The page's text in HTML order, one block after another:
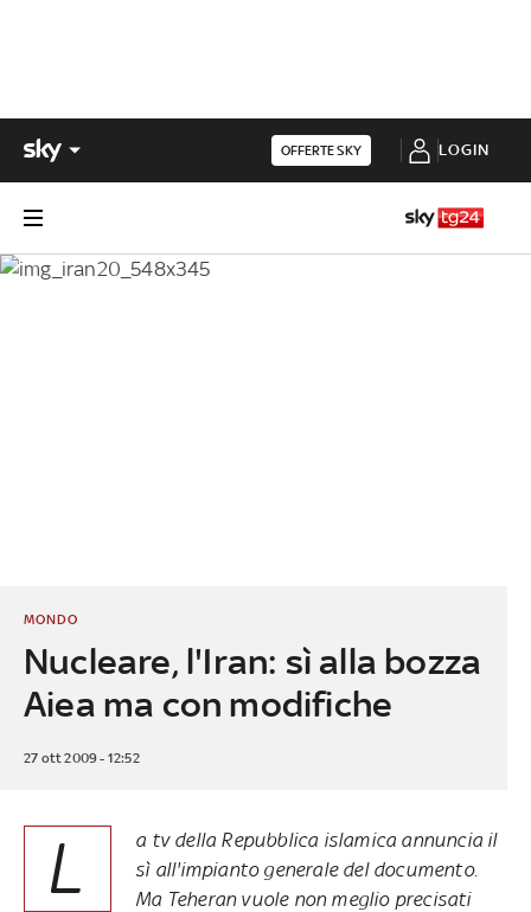
OFFERTE SKY LOGIN
Nucleare, l'Iran: sì alla bozza
Aiea ma con modifiche
MONDO
27 ott 2009 - 12:52
L
a tv della Repubblica islamica annuncia il
sì all'impianto generale del documento.
Ma Teheran vuole non meglio precisati